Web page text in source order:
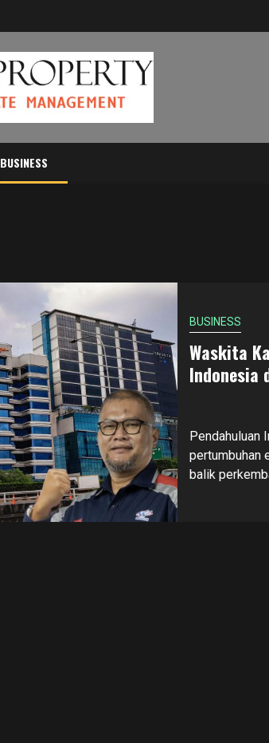
BUSINESS
BUSINESS
Waskita
Indonesia
Pendahuluan
pertumbuhan
balik